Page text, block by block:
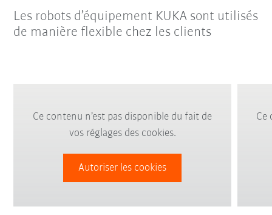
Les robots d’équipement KUKA sont utilisés
de manière flexible chez les clients
Ce contenu n’est pas disponible du fait de
vos réglages des cookies.
Autoriser les cookies
Ce